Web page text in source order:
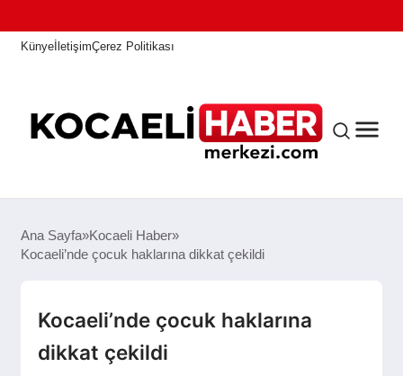
KünyeİletişimÇerez Politikası
ANASAYFA
ASAYIŞ
Ana Sayfa Kocaeli Haber
Kocaeli’nde çocuk haklarına dikkat çekildi
Kocaeli’nde çocuk haklarına
dikkat çekildi